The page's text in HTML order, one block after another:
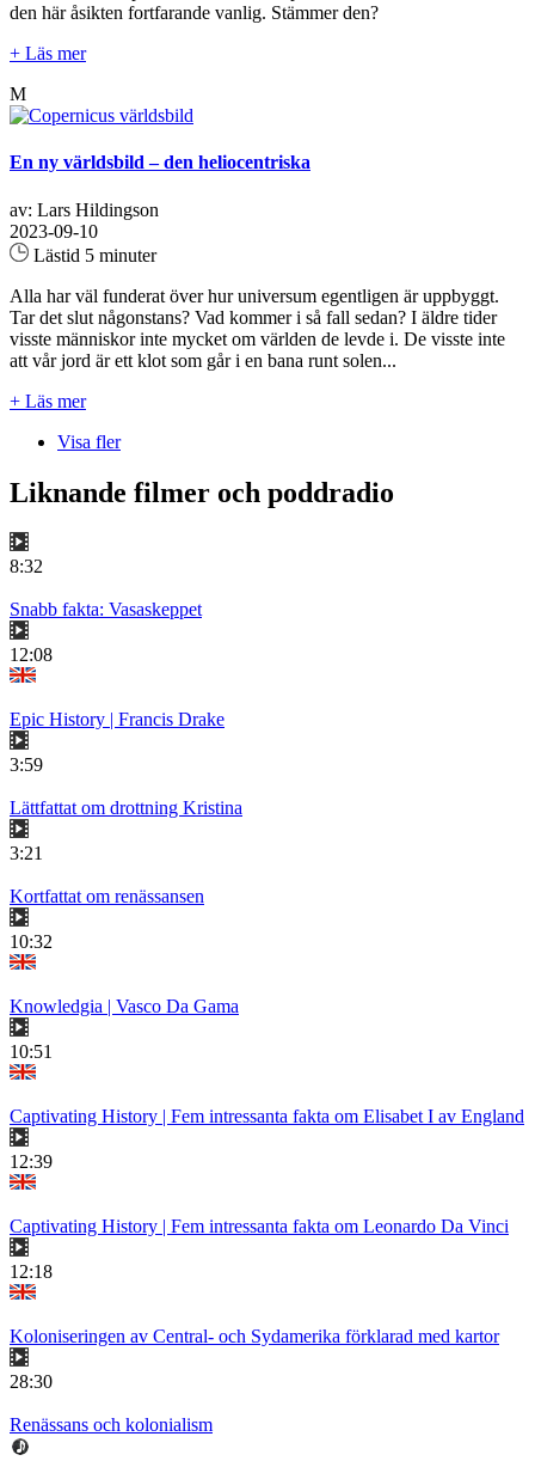
den här åsikten fortfarande vanlig. Stämmer den?
+ Läs mer
M
En ny världsbild – den heliocentriska
av: Lars Hildingson
2023-09-10
Lästid 5 minuter
Alla har väl funderat över hur universum egentligen är uppbyggt.
Tar det slut någonstans? Vad kommer i så fall sedan? I äldre tider
visste människor inte mycket om världen de levde i. De visste inte
att vår jord är ett klot som går i en bana runt solen...
+ Läs mer
Visa fler
Liknande filmer och poddradio
8:32
Snabb fakta: Vasaskeppet
12:08
Epic History | Francis Drake
3:59
Lättfattat om drottning Kristina
3:21
Kortfattat om renässansen
10:32
Knowledgia | Vasco Da Gama
10:51
Captivating History | Fem intressanta fakta om Elisabet I av England
12:39
Captivating History | Fem intressanta fakta om Leonardo Da Vinci
12:18
Koloniseringen av Central- och Sydamerika förklarad med kartor
28:30
Renässans och kolonialism